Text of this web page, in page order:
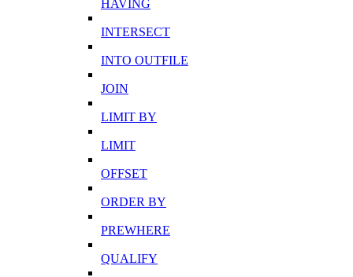
HAVING
INTERSECT
INTO OUTFILE
JOIN
LIMIT BY
LIMIT
OFFSET
ORDER BY
PREWHERE
QUALIFY